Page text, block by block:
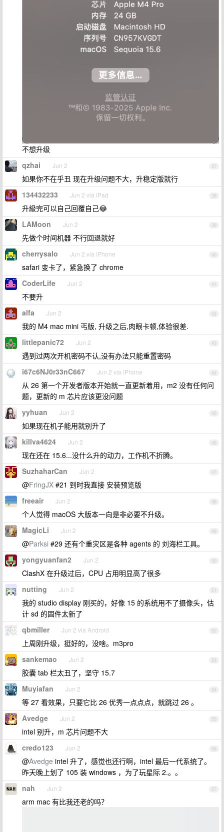
不想升级
37
qzhai Jun 2
如果你不在乎丑 现在升级问题不大，升稳定版就行
38
134432233 Jun 2 via iPad
升級完可以自己回覆自己😂
39
LAMoon Jun 2
先做个时间机器 不行回退就好
40
cherrysalo Jun 2 via iPhone
safari 变卡了，紧急换了 chrome
41
CoderLife Jun 2
不要升
42
alfa Jun 2
我的 M4 mac mini 丐版, 升级之后,肉眼卡顿,体验很差.
43
littlepanic72 Jun 2
遇到过两次开机密码不认,没有办法只能重置密码
44
i67c6NJ0r33nC667 Jun 2 via iPhone
从 26 第一个开发者版本开始就一直更新着用，m2 没有任何问
题，更新的 m 芯片应该更没问题
45
yyhuan Jun 2
如果现在机子能用就别升了
46
killva4624 Jun 2
现在还在 15.6...没什么升的动力，工作机不折腾。
47
SuzhaharCan Jun 2
@FringJX #21 到时我直接 安装预览版
48
freeair Jun 2
个人觉得 macOS 大版本一向是非必要不升级。
49
MagicLi Jun 2
@Parksi #29 还有个重灾区是各种 agents 的 刘海栏工具。
50
yongyuanfan2 Jun 2
ClashX 在升级过后，CPU 占用明显高了很多
51
nutting Jun 2
我的 studio display 刚买的，好像 15 的系统用不了摄像头，估
计 sd 的固件太新了
52
qbmiller Jun 2 via Android
上周刚升级，挺好的，没啥。m3pro
53
sankemao Jun 2
胶囊 tab 栏太丑了，坚守 15.7
54
Muyiafan Jun 2
等 27 看效果，只要它比 26 优秀一点点点，就跳过 26 。
55
Avedge Jun 2
intel 别升，m 芯片问题不大
56
credo123 Jun 2
@Avedge intel 升了，感觉也还行啊，intel 最后一代系统了。
昨天晚上划了 105 装 windows ，为了玩星际 2.。。
57
nah Jun 2
arm mac 有比我还老的吗？